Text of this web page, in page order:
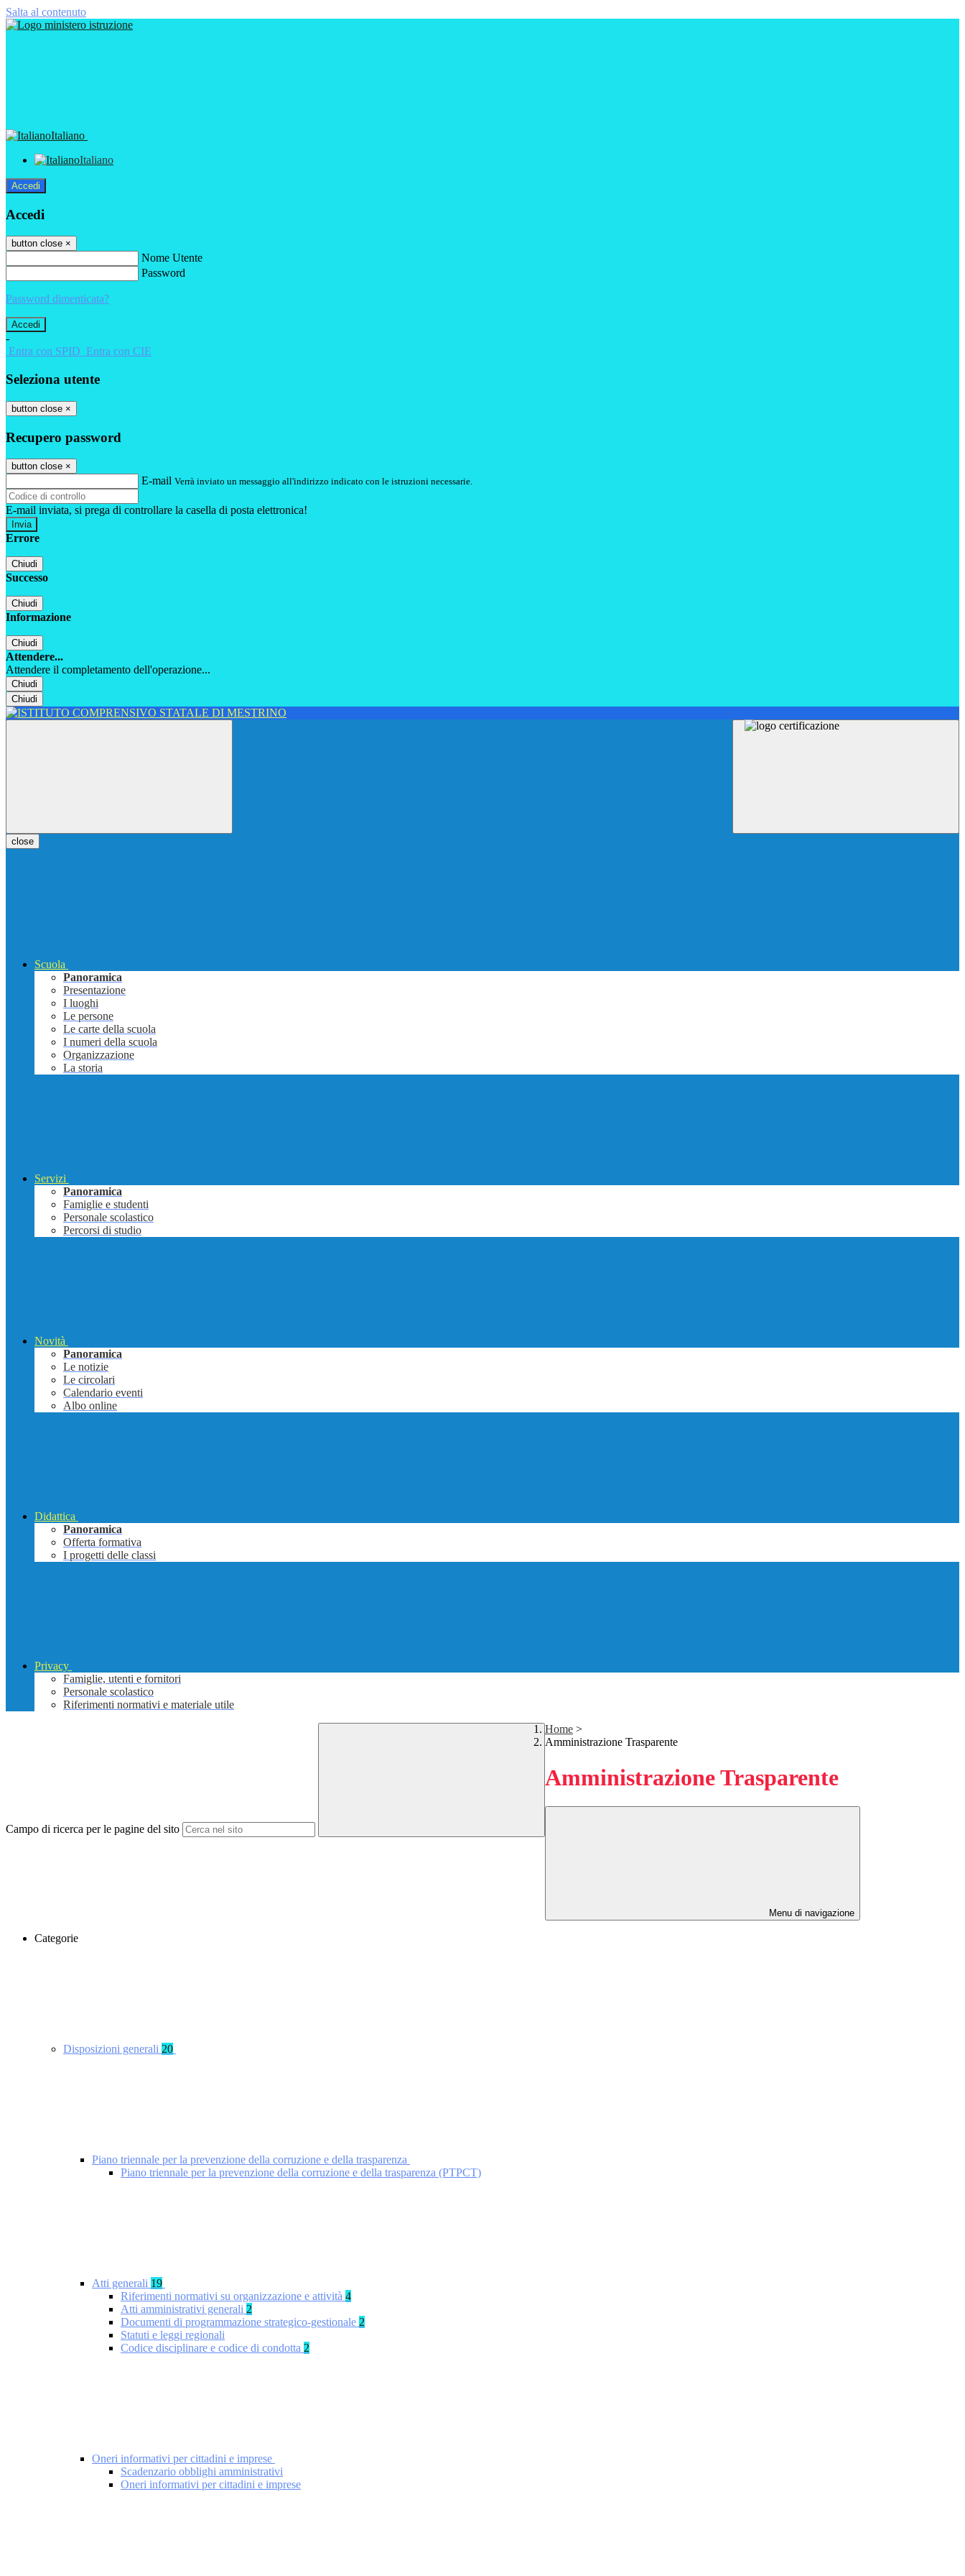
Salta al contenuto
Italiano
Italiano
Accedi
Accedi
button close ×
Nome Utente
Password
Password dimenticata?
-
Entra con SPID Entra con CIE
Seleziona utente
button close ×
Recupero password
button close ×
E-mail Verrà inviato un messaggio all'indirizzo indicato con le istruzioni necessarie.
E-mail inviata, si prega di controllare la casella di posta elettronica!
Errore
Chiudi
Successo
Chiudi
Informazione
Chiudi
Attendere...
Attendere il completamento dell'operazione...
Chiudi
Chiudi
close
Scuola
Panoramica
Presentazione
I luoghi
Le persone
Le carte della scuola
I numeri della scuola
Organizzazione
La storia
Servizi
Panoramica
Famiglie e studenti
Personale scolastico
Percorsi di studio
Novità
Panoramica
Le notizie
Le circolari
Calendario eventi
Albo online
Didattica
Panoramica
Offerta formativa
I progetti delle classi
Privacy
Famiglie, utenti e fornitori
Personale scolastico
Riferimenti normativi e materiale utile
Campo di ricerca per le pagine del sito
Home >
Amministrazione Trasparente
Amministrazione Trasparente
Menu di navigazione
Categorie
Disposizioni generali 20
Piano triennale per la prevenzione della corruzione e della trasparenza
Piano triennale per la prevenzione della corruzione e della trasparenza (PTPCT)
Atti generali 19
Riferimenti normativi su organizzazione e attività 4
Atti amministrativi generali 2
Documenti di programmazione strategico-gestionale 2
Statuti e leggi regionali
Codice disciplinare e codice di condotta 2
Oneri informativi per cittadini e imprese
Scadenzario obblighi amministrativi
Oneri informativi per cittadini e imprese